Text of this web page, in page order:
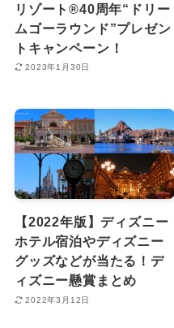
リゾート®40周年“ドリー
ムゴーラウンド”プレゼン
トキャンペーン！
2023年1月30日
【2022年版】ディズニー
ホテル宿泊やディズニー
グッズなどが当たる！デ
ィズニー懸賞まとめ
2022年3月12日